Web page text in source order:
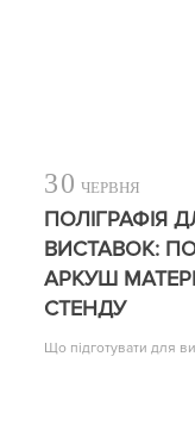
30 ЧЕРВНЯ
ПОЛІГРАФІЯ
ВИСТАВОК:
АРКУШ
СТЕНДУ
Що підготувати для